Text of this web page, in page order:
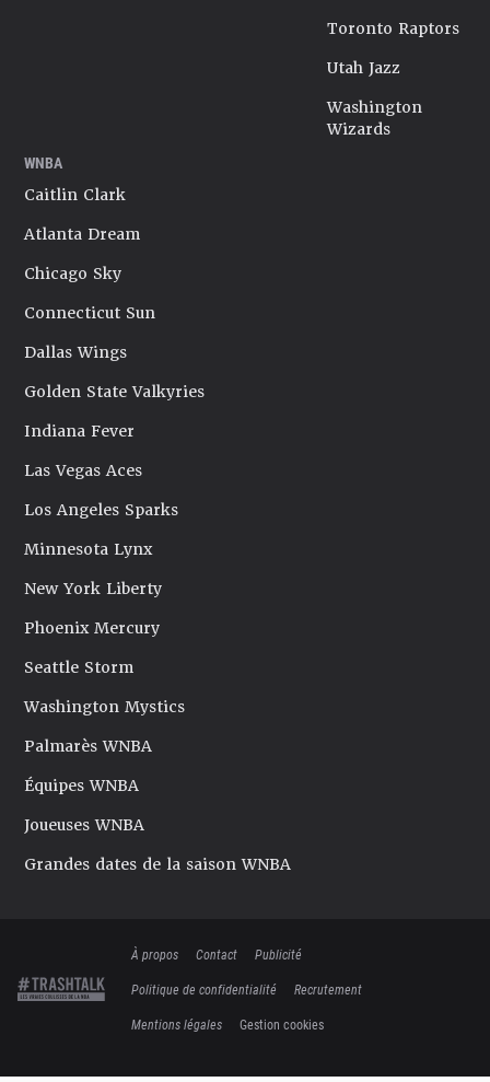
Toronto Raptors
Utah Jazz
Washington
Wizards
WNBA
Caitlin Clark
Atlanta Dream
Chicago Sky
Connecticut Sun
Dallas Wings
Golden State Valkyries
Indiana Fever
Las Vegas Aces
Los Angeles Sparks
Minnesota Lynx
New York Liberty
Phoenix Mercury
Seattle Storm
Washington Mystics
Palmarès WNBA
Équipes WNBA
Joueuses WNBA
Grandes dates de la saison WNBA
À propos Contact
Publicité
Politique de confidentialité
Recrutement
Mentions légales
Gestion cookies